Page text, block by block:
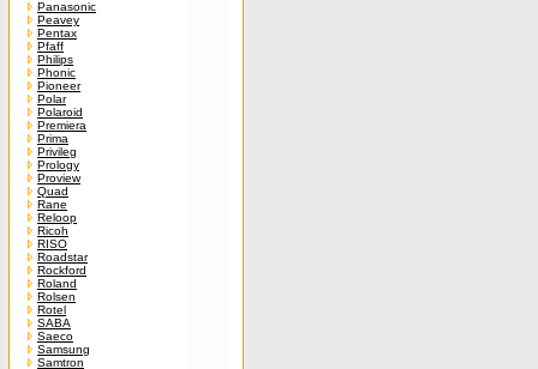
Panasonic
Peavey
Pentax
Pfaff
Philips
Phonic
Pioneer
Polar
Polaroid
Premiera
Prima
Privileg
Prology
Proview
Quad
Rane
Reloop
Ricoh
RISO
Roadstar
Rockford
Roland
Rolsen
Rotel
SABA
Saeco
Samsung
Samtron